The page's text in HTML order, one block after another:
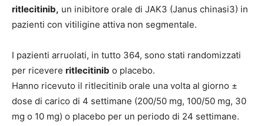
ritlecitinib, un inibitore orale di JAK3 (Janus chinasi3) in
pazienti con vitiligine attiva non segmentale.
I pazienti arruolati, in tutto 364, sono stati randomizzati
per ricevere ritlecitinib o placebo.
Hanno ricevuto il ritlecitinib orale una volta al giorno ±
dose di carico di 4 settimane (200/50 mg, 100/50 mg, 30
mg o 10 mg) o placebo per un periodo di 24 settimane.